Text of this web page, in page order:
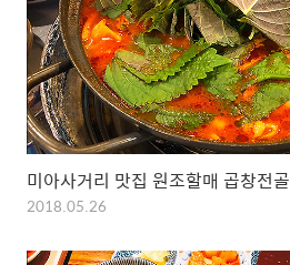
미아사거리 맛집 원조할매 곱창전골
2018.05.26